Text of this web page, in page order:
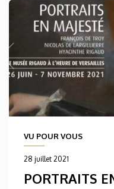
VU POUR VOUS
28 juillet 2021
PORTRAITS